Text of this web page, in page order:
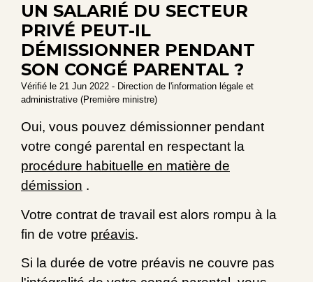
UN SALARIÉ DU SECTEUR
PRIVÉ PEUT-IL
DÉMISSIONNER PENDANT
SON CONGÉ PARENTAL ?
Vérifié le 21 Jun 2022 - Direction de l'information légale et
administrative (Première ministre)
Oui, vous pouvez démissionner pendant
votre congé parental en respectant la
procédure habituelle en matière de
démission .
Votre contrat de travail est alors rompu à la
fin de votre préavis.
Si la durée de votre préavis ne couvre pas